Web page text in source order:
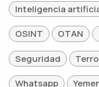
Inteligencia
OSINT OTAN
Seguridad
Whatsapp